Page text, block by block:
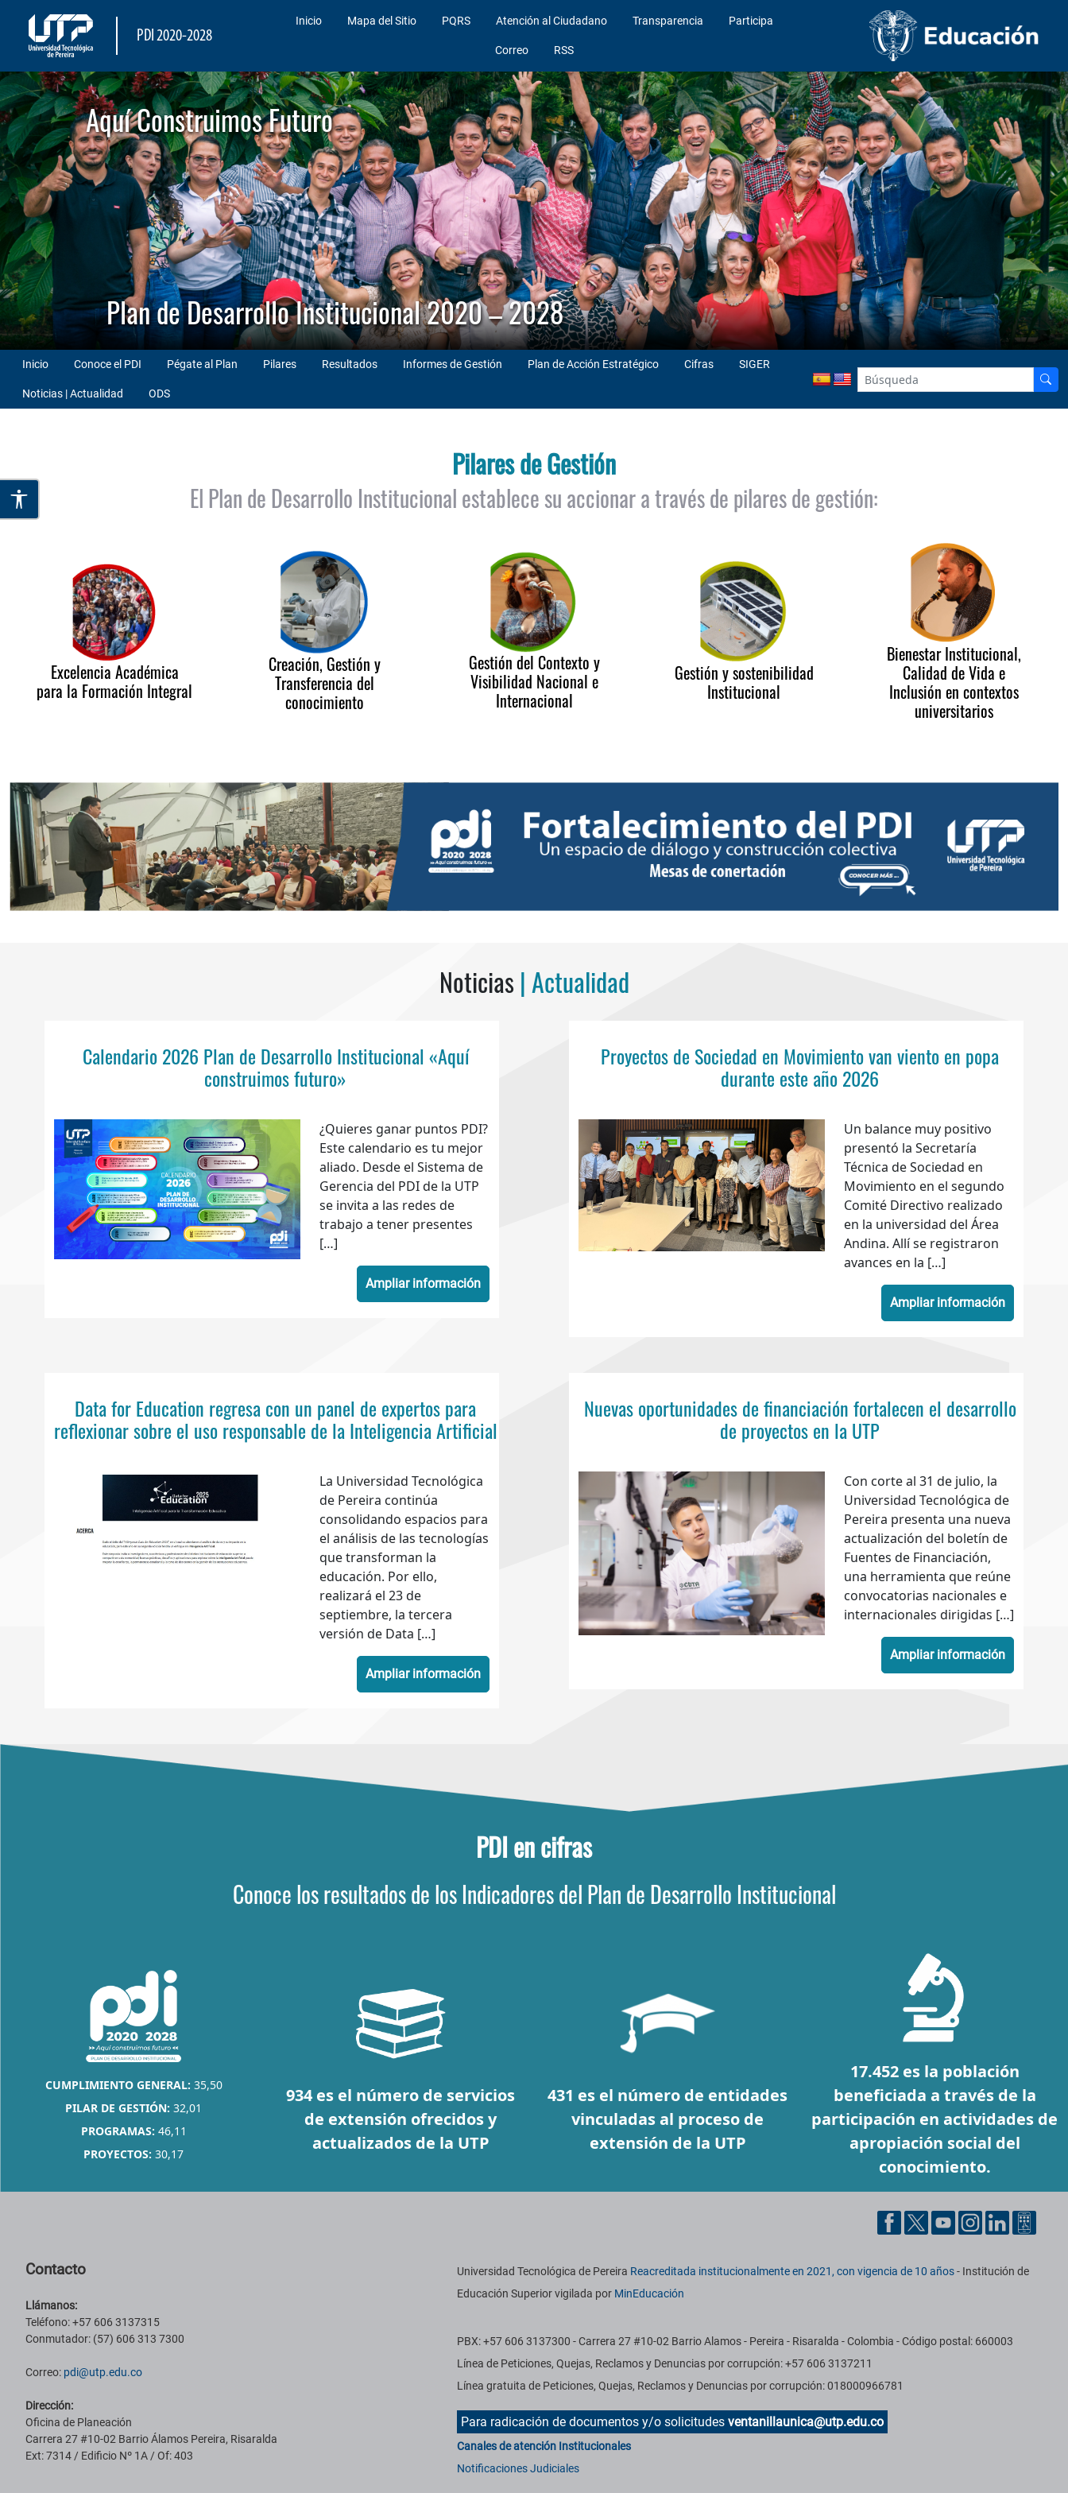
PDI 2020-2028
Inicio Mapa del Sitio PQRS Atención al Ciudadano Transparencia Participa
Correo RSS
Aquí Construimos Futuro
Plan de Desarrollo Institucional 2020 – 2028
Inicio Conoce el PDI Pégate al Plan Pilares Resultados Informes de Gestión Plan de Acción Estratégico Cifras SIGER
Noticias | Actualidad ODS
Pilares de Gestión
El Plan de Desarrollo Institucional establece su accionar a través de pilares de gestión:
Excelencia Académica
para la Formación Integral
Creación, Gestión y
Transferencia del
conocimiento
Gestión del Contexto y
Visibilidad Nacional e
Internacional
Gestión y sostenibilidad
Institucional
Bienestar Institucional,
Calidad de Vida e
Inclusión en contextos
universitarios
Noticias | Actualidad
Calendario 2026 Plan de Desarrollo Institucional «Aquí
construimos futuro»
¿Quieres ganar puntos PDI?
Este calendario es tu mejor
aliado. Desde el Sistema de
Gerencia del PDI de la UTP
se invita a las redes de
trabajo a tener presentes
[…]
Ampliar información
Proyectos de Sociedad en Movimiento van viento en popa
durante este año 2026
Un balance muy positivo
presentó la Secretaría
Técnica de Sociedad en
Movimiento en el segundo
Comité Directivo realizado
en la universidad del Área
Andina. Allí se registraron
avances en la […]
Ampliar información
Data for Education regresa con un panel de expertos para
reflexionar sobre el uso responsable de la Inteligencia Artificial
La Universidad Tecnológica
de Pereira continúa
consolidando espacios para
el análisis de las tecnologías
que transforman la
educación. Por ello,
realizará el 23 de
septiembre, la tercera
versión de Data […]
Ampliar información
Nuevas oportunidades de financiación fortalecen el desarrollo
de proyectos en la UTP
Con corte al 31 de julio, la
Universidad Tecnológica de
Pereira presenta una nueva
actualización del boletín de
Fuentes de Financiación,
una herramienta que reúne
convocatorias nacionales e
internacionales dirigidas […]
Ampliar información
PDI en cifras
Conoce los resultados de los Indicadores del Plan de Desarrollo Institucional
CUMPLIMIENTO GENERAL: 35,50
PILAR DE GESTIÓN: 32,01
PROGRAMAS: 46,11
PROYECTOS: 30,17
934 es el número de servicios
de extensión ofrecidos y
actualizados de la UTP
431 es el número de entidades
vinculadas al proceso de
extensión de la UTP
17.452 es la población
beneficiada a través de la
participación en actividades de
apropiación social del
conocimiento.
Contacto
Llámanos:
Teléfono: +57 606 3137315
Conmutador: (57) 606 313 7300
Correo: pdi@utp.edu.co
Dirección:
Oficina de Planeación
Carrera 27 #10-02 Barrio Álamos Pereira, Risaralda
Ext: 7314 / Edificio Nº 1A / Of: 403
Información institucional
Universidad Tecnológica de Pereira Reacreditada institucionalmente en 2021, con vigencia de 10 años- Institución de
Educación Superior vigilada por MinEducación
PBX: +57 606 3137300 - Carrera 27 #10-02 Barrio Alamos - Pereira - Risaralda - Colombia - Código postal: 660003
Línea de Peticiones, Quejas, Reclamos y Denuncias por corrupción: +57 606 3137211
Línea gratuita de Peticiones, Quejas, Reclamos y Denuncias por corrupción: 018000966781
Para radicación de documentos y/o solicitudesventanillaunica@utp.edu.co
Canales de atención Institucionales
Notificaciones Judiciales